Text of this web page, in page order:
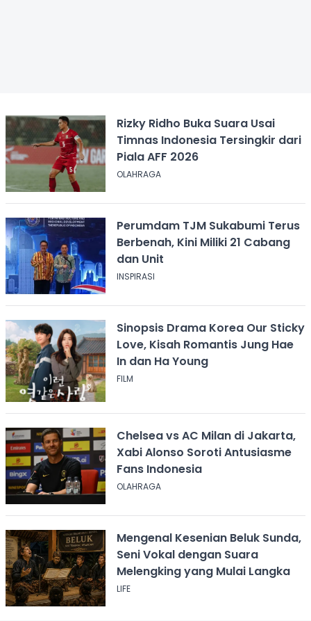
Rizky Ridho Buka Suara Usai
Timnas Indonesia Tersingkir dari
Piala AFF 2026
OLAHRAGA
Perumdam TJM Sukabumi Terus
Berbenah, Kini Miliki 21 Cabang
dan Unit
INSPIRASI
Sinopsis Drama Korea Our Sticky
Love, Kisah Romantis Jung Hae
In dan Ha Young
FILM
Chelsea vs AC Milan di Jakarta,
Xabi Alonso Soroti Antusiasme
Fans Indonesia
OLAHRAGA
Mengenal Kesenian Beluk Sunda,
Seni Vokal dengan Suara
Melengking yang Mulai Langka
LIFE